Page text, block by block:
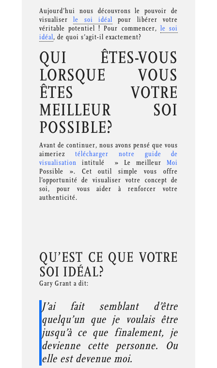
Aujourd’hui nous découvrons le pouvoir de
visualiserle soi idéal pour libérer votre
véritable potentiel ! Pour commencer,le soi
idéal, de quoi s’agit-il exactement?
QUI ÊTES-VOUS
LORSQUE VOUS
ÊTES VOTRE
MEILLEUR SOI
POSSIBLE?
Avant de continuer, nous avons pensé que vous
aimerieztélécharger notre guide de
visualisation intitulé » Le meilleurMoi
Possible ». Cet outil simple vous offre
l’opportunité de visualiser votre concept de
soi, pour vous aider à renforcer votre
authenticité.
QU’EST CE QUE VOTRE
SOI IDÉAL?
Gary Grant a dit:
J’ai fait semblant d’être
quelqu’un que je voulais être
jusqu’à ce que finalement, je
devienne cette personne. Ou
elle est devenue moi.